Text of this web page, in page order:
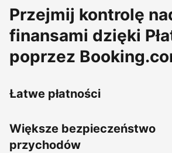
Przejmij kontrolę
finansami dzięki
poprzez
Łatwe płatności
Większe bezpieczeństwo
przychodów